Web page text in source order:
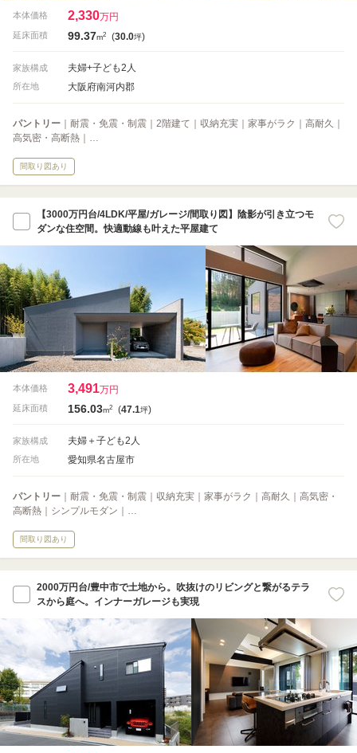
本体価格 2,330万円
延床面積 99.37m2 (30.0坪)
家族構成 夫婦+子ども2人
所在地 大阪府南河内郡
パントリー ｜耐震・免震・制震｜2階建て｜収納充実｜家事がラク｜高耐久｜
高気密・高断熱｜…
間取り図あり
【3000万円台/4LDK/平屋/ガレージ/間取り図】陰影が引き立つモ
ダンな住空間。快適動線も叶えた平屋建て
本体価格 3,491万円
延床面積 156.03m2 (47.1坪)
家族構成 夫婦＋子ども2人
所在地 愛知県名古屋市
パントリー ｜耐震・免震・制震｜収納充実｜家事がラク｜高耐久｜高気密・
高断熱｜シンプルモダン｜…
間取り図あり
2000万円台/豊中市で土地から。吹抜けのリビングと繋がるテラ
スから庭へ。インナーガレージも実現